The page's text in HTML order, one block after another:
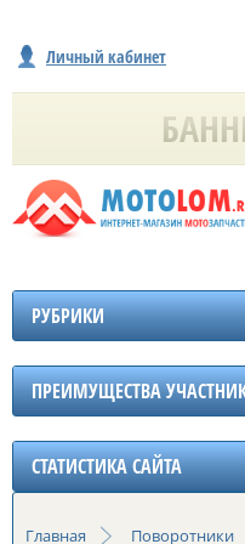
Личный кабинет
РУБРИКИ
ПРЕИМУЩЕСТВА
СТАТИСТИКА САЙТА
Главная Поворотники